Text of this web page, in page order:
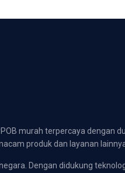
murah terpercaya dengan
produk dan layanan
Dengan didukung